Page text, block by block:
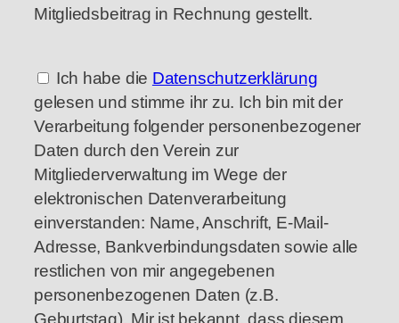
Mitgliedsbeitrag in Rechnung gestellt.
Ich habe die Datenschutzerklärung
gelesen und stimme ihr zu. Ich bin mit der
Verarbeitung folgender personenbezogener
Daten durch den Verein zur
Mitgliederverwaltung im Wege der
elektronischen Datenverarbeitung
einverstanden: Name, Anschrift, E-Mail-
Adresse, Bankverbindungsdaten sowie alle
restlichen von mir angegebenen
personenbezogenen Daten (z.B.
Geburtstag). Mir ist bekannt, dass diesem